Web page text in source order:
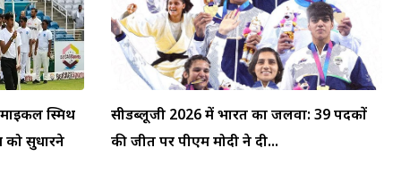
स्मिथ
को सुधारने
सीडब्लूजी 2026 में भारत का जलवा: 39 पदकों
की जीत पर पीएम मोदी ने दी...